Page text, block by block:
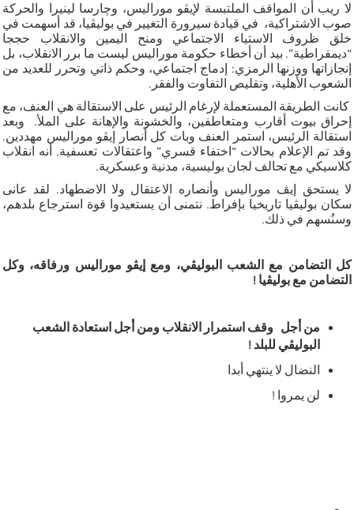
لا ريب أن المواقف الملتبسة لإيڤو موراليس، وچارسا لينيرا والحركة
صوب الاشتراكية، في قيادة سيرورة التغيير في بوليڤيا، قد أسهمت في
خلق ظروف الاستياء الاجتماعي ومنح اليمين والانقلاب حججا
“ديمقراطية”. بيد أن أخطاء حكومة موراليس ليست ما برر الانقلاب، بل
إنجازاتها ووزنها الرمزي: إدماج اجتماعي، وحكم ذاتي وتحرر للعديد من
الشعوب الأهلية، وتقليص التفاوت والفقر.
كانت الطريقة المستعملة لإرغام الرئيس على الاستقالة هي العنف، مع
إحراق بيوت أقارب ومتعاطفين، والخشونة والإهانة على الملأ. وبعد
استقالة الرئيس، استمر العنف وبات كل أنصار إيڤو موراليس مهددين.
وقد تم الإعلام بحالات “اختفاء قسري” واعتقالات تعسفية. أنه انقلاب
كلاسيكي مع تحالف لجان بوليسية، مدنية وعسكرية.
لا يستحق إيڤ موراليس وأنصاره الاعتقال ولا الاضطهاد. لقد عانى
سكان بوليڤيا تاريخيا بإفراط. نتمنى أن يستعيدوا قوة استرجاع بلدهم،
وسنُسهم في ذلك.
كل التضامن مع الشعب البوليڤي، ومع إيڤو موراليس ورفاقه، وكل
التضامن مع بوليڤيا !
من أجل وقف استمرار الانقلاب ومن أجل استعادة الشعب
البوليڤي للبلد !
النضال لا ينتهي أبدا
لن يمروا !